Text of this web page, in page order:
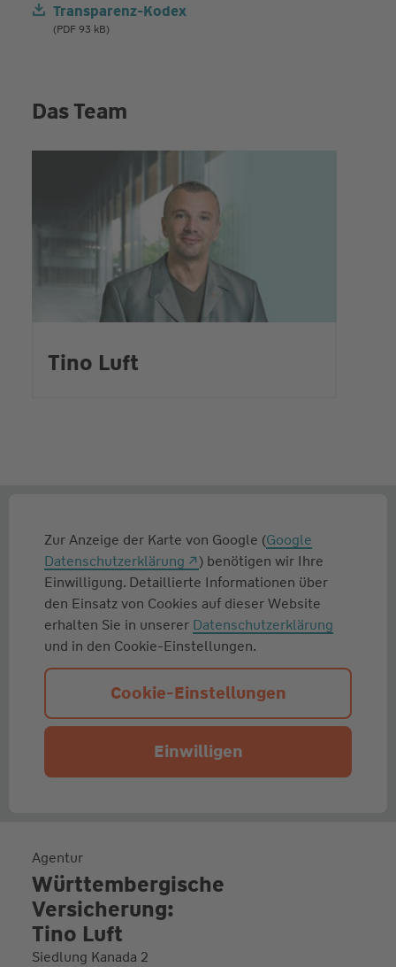
Transparenz-Kodex
(PDF 93 kB)
Das Team
Tino Luft
Zur Anzeige der Karte von Google (Google
Datenschutzerklärung
) benötigen wir Ihre
Einwilligung. Detaillierte Informationen über
den Einsatz von Cookies auf dieser Website
erhalten Sie in unserer Datenschutzerklärung
und in den Cookie-Einstellungen.
Cookie-Einstellungen
Einwilligen
Agentur
Württembergische
Versicherung:
Tino Luft
Siedlung Kanada 2